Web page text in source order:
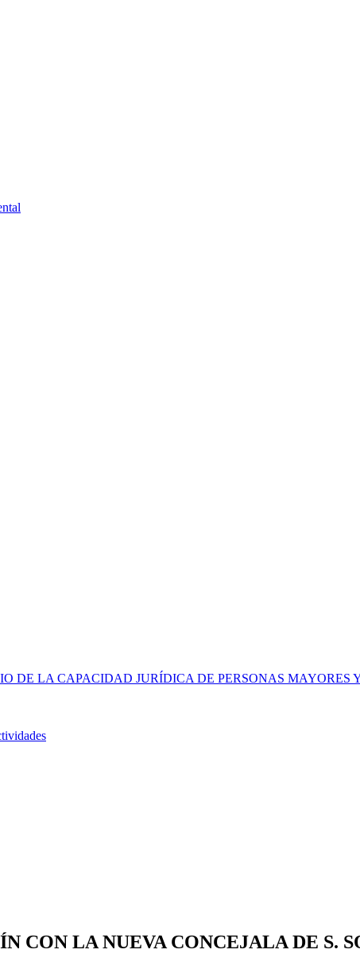
DE LA CAPACIDAD JURÍDICA DE PERSONAS MAYORES
CON LA NUEVA CONCEJALA DE S.